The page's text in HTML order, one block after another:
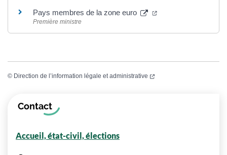
Pays membres de la zone euro (ouverture dans un
Première ministre
© Direction de l’information légale et administrative (ouverture dans un
Informations complémentaires
Contact
Accueil, état-civil, élections